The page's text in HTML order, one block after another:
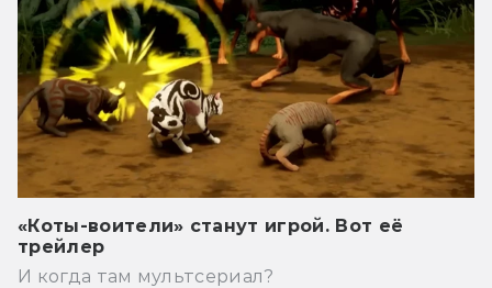
«Коты-воители» станут игрой. Вот её
трейлер
И когда там мультсериал?